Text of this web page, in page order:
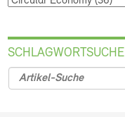
SCHLAGWORTSUCHE